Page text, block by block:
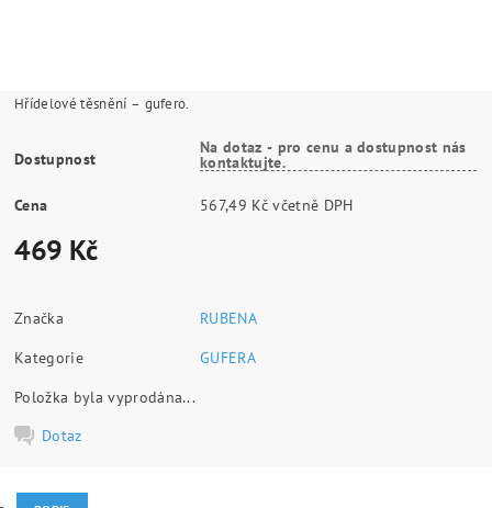
Hřídelové těsnění – gufero.
Dostupnost
Na dotaz - pro cenu a dostupnost nás
kontaktujte.
Cena 567,49 Kč včetně DPH
469 Kč
Značka
RUBENA
Kategorie
GUFERA
Položka byla vyprodána...
Dotaz